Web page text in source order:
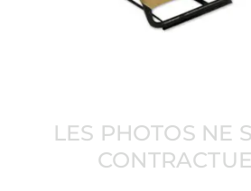
LES PHOTOS NE